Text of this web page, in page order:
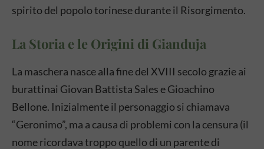
spirito del popolo torinese durante il Risorgimento.
La Storia e le Origini di Gianduja
La maschera nasce alla fine del XVIII secolo grazie ai
burattinai Giovan Battista Sales e Gioachino
Bellone. Inizialmente il personaggio si chiamava
“Geronimo”, ma a causa di problemi con la censura (il
nome ricordava troppo quello di un parente di